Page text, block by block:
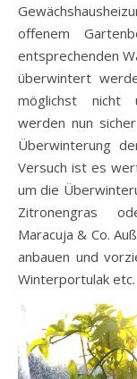
offenem
entsprechenden
überwintert
möglichst nicht
werden nun
Überwinterung
Versuch ist es
um die
Zitronengras
Maracuja & Co.
anbauen und
Winterportulak etc.